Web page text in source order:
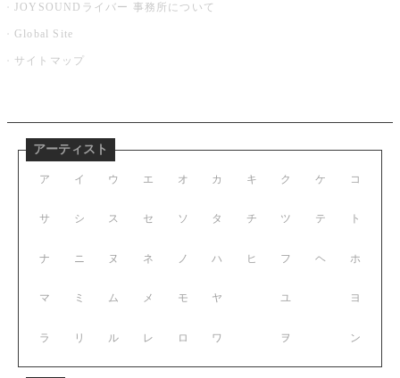
JOYSOUNDライバー 事務所について
Global Site
サイトマップ
アーティスト
ア イ ウ エ オ
サ シ ス セ ソ
ナ ニ ヌ ネ ノ
マ ミ ム メ モ
ラ リ ル レ ロ
カ キ ク ケ コ
タ チ ツ テ ト
ハ ヒ フ ヘ ホ
ヤ ユ ヨ
ワ ヲ ン